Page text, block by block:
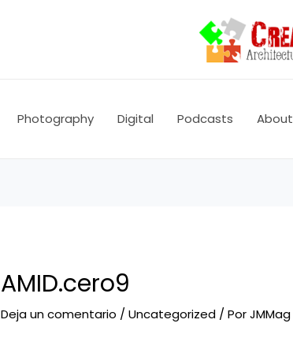
Photography Digital Podcasts About
AMID.cero9
Deja un comentario /Uncategorized / PorJMMag